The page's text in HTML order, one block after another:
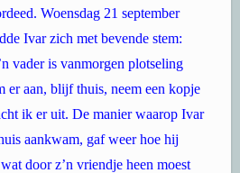
Woensdag 21 september
Ivar zich met bevende stem:
vader is vanmorgen plotseling
er aan, blijf thuis, neem een kopje
ik er uit. De manier waarop Ivar
aankwam, gaf weer hoe hij
door z’n vriendje heen moest